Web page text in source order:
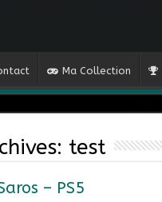
Ma Collection
test
– PS5